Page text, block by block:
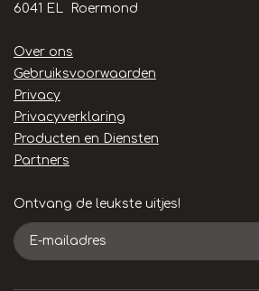
6041 EL Roermond
Handige
links
Over ons
Gebruiksvoorwaarden
Privacy
Privacyverklaring
Producten en Diensten
Partners
Ontvang de leukste uitjes!
E-
mailadres